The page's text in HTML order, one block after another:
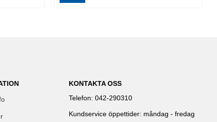
KONTAKTA OSS
Telefon: 042-290310
Kundservice öppettider: måndag - fredag